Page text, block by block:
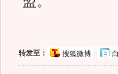
转发至： 搜狐微博